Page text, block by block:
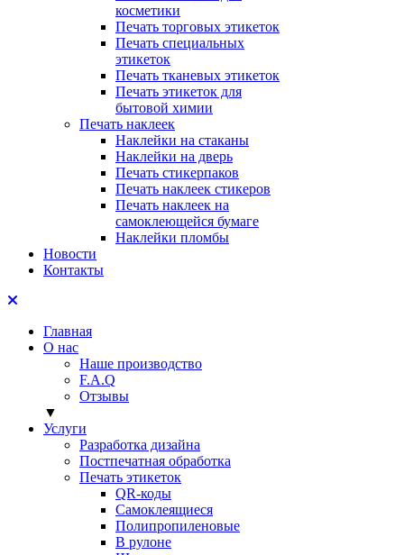
косметики
Печать торговых этикеток
Печать специальных
этикеток
Печать тканевых этикеток
Печать этикеток для
бытовой химии
Печать наклеек
Наклейки на стаканы
Наклейки на дверь
Печать стикерпаков
Печать наклеек стикеров
Печать наклеек на
самоклеющейся бумаге
Наклейки пломбы
Новости
Контакты
Главная
О нас
Наше производство
F.A.Q
Отзывы
▼
Услуги
Разработка дизайна
Постпечатная обработка
Печать этикеток
QR-коды
Самоклеящиеся
Полипропиленовые
В рулоне